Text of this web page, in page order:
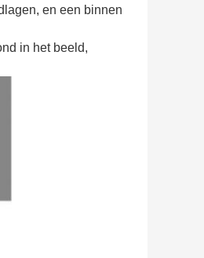
en een binnen
in het beeld,